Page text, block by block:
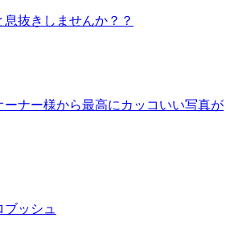
抜きしませんか？？
ーナー様から最高にカッコいい写真が
ブッシュ